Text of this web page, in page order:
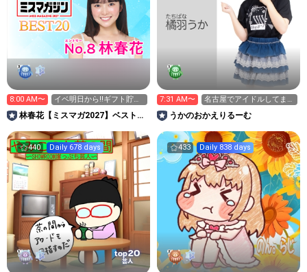
8:00 AM〜
イベ明日から‼️ギフト貯め
ておいて‼️
林春花【ミスマガ2027】ベスト20
7:31 AM〜
名古屋でアイドルしてます
🩵
うかのおかえりるーむ
440 Daily 678 days
top20
芸人
433 Daily 838 days